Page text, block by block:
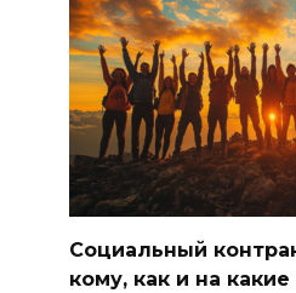
Социальный
кому, как и на